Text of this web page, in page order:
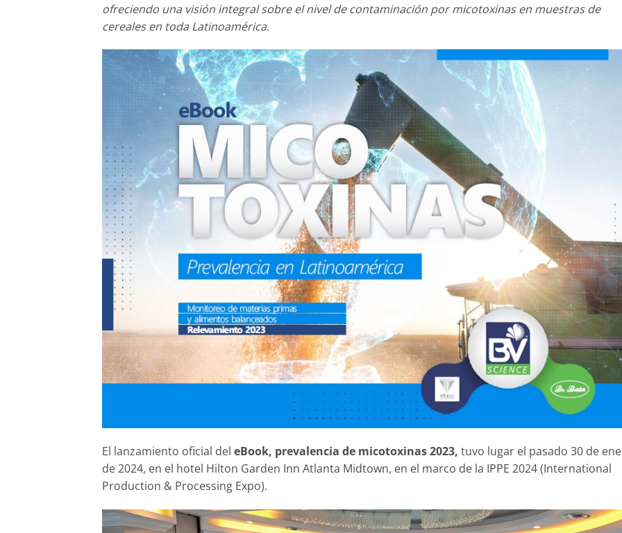
ofreciendo una visión integral sobre el nivel de contaminación por micotoxinas en muestras de
cereales en toda Latinoamérica.
El lanzamiento oficial del eBook, prevalencia de micotoxinas 2023, tuvo lugar el pasado 30 de
de 2024, en el hotel Hilton Garden Inn Atlanta Midtown, en el marco de la IPPE 2024 (International
Production & Processing Expo).